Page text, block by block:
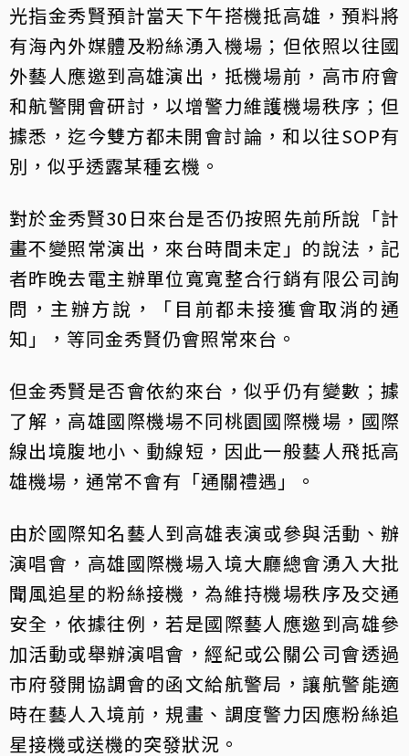
光指金秀賢預計當天下午搭機抵高雄，預料將
有海內外媒體及粉絲湧入機場；但依照以往國
外藝人應邀到高雄演出，抵機場前，高市府會
和航警開會研討，以增警力維護機場秩序；但
據悉，迄今雙方都未開會討論，和以往SOP有
別，似乎透露某種玄機。
對於金秀賢30日來台是否仍按照先前所說「計
畫不變照常演出，來台時間未定」的說法，記
者昨晚去電主辦單位寬寬整合行銷有限公司詢
問，主辦方說，「目前都未接獲會取消的通
知」，等同金秀賢仍會照常來台。
但金秀賢是否會依約來台，似乎仍有變數；據
了解，高雄國際機場不同桃園國際機場，國際
線出境腹地小、動線短，因此一般藝人飛抵高
雄機場，通常不會有「通關禮遇」。
由於國際知名藝人到高雄表演或參與活動、辦
演唱會，高雄國際機場入境大廳總會湧入大批
聞風追星的粉絲接機，為維持機場秩序及交通
安全，依據往例，若是國際藝人應邀到高雄參
加活動或舉辦演唱會，經紀或公關公司會透過
市府發開協調會的函文給航警局，讓航警能適
時在藝人入境前，規畫、調度警力因應粉絲追
星接機或送機的突發狀況。